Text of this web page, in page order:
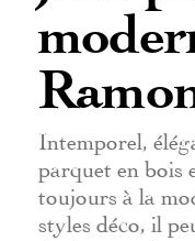
Intemporel,
parquet en bois
toujours à la
styles déco, il